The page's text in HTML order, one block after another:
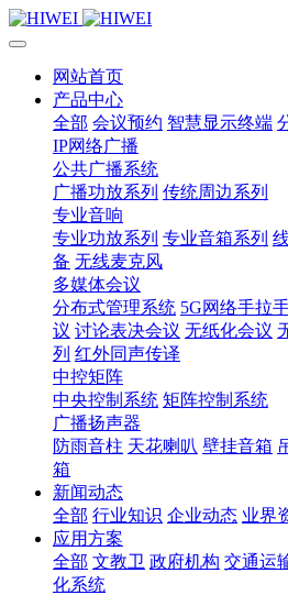
网站首页
产品中心
全部 会议预约 智慧显示终端
IP网络广播
公共广播系统
广播功放系列 传统周边系列
专业音响
专业功放系列 专业音箱系列
备 无线麦克风
多媒体会议
分布式管理系统 5G网络手拉
议 讨论表决会议 无纸化会议
列 红外同声传译
中控矩阵
中央控制系统 矩阵控制系统
广播扬声器
防雨音柱 天花喇叭 壁挂音箱
箱
新闻动态
全部 行业知识 企业动态 业界
应用方案
全部 文教卫 政府机构 交通运
化系统